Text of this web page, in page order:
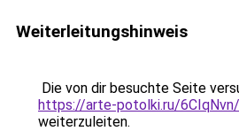
Weiterleitungshinweis
Die von dir besuchte Seite
https://arte-potolki.ru/6CIqNvn/
weiterzuleiten.